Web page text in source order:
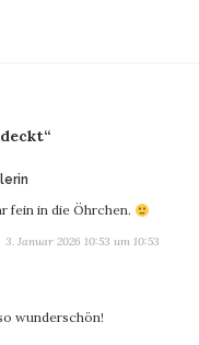
fein in die Öhrchen.
3. Januar 2026 10:53 um 10:53
wunderschön!